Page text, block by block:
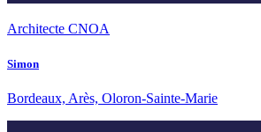
Architecte CNOA
Simon
Bordeaux, Arès, Oloron-Sainte-Marie